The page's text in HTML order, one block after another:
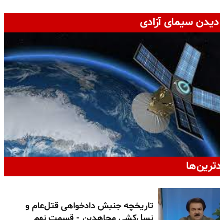
سیمای آزادی
تاریخچه جنبش دادخواهی قتل‌عام و